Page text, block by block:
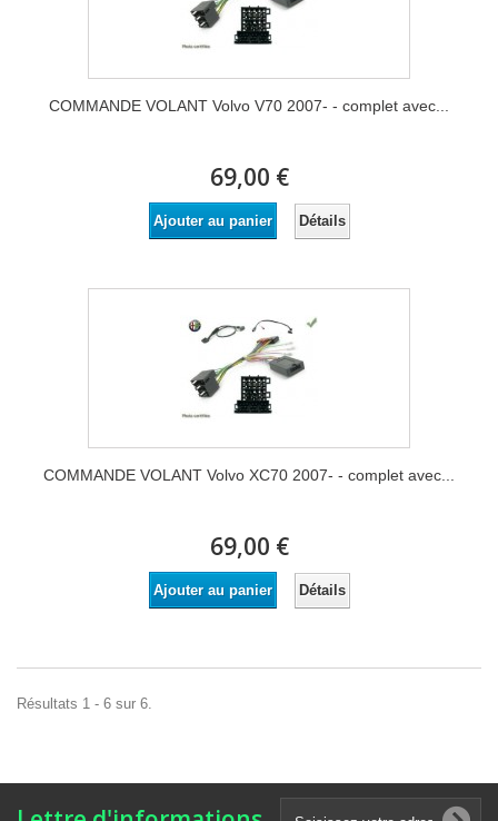
COMMANDE VOLANT Volvo V70 2007- - complet avec...
69,00 €
Ajouter au panier Détails
COMMANDE VOLANT Volvo XC70 2007- - complet avec...
69,00 €
Ajouter au panier Détails
Résultats 1 - 6 sur 6.